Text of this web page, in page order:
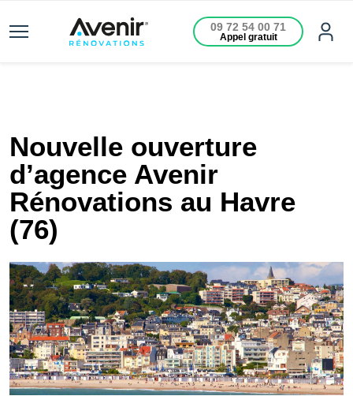
09 72 54 00 71
Appel gratuit
Nouvelle ouverture
d’agence Avenir
Rénovations au Havre
(76)